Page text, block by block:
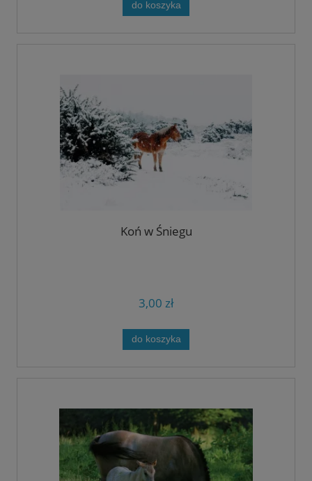
do koszyka
Koń w Śniegu
3,00 zł
do koszyka